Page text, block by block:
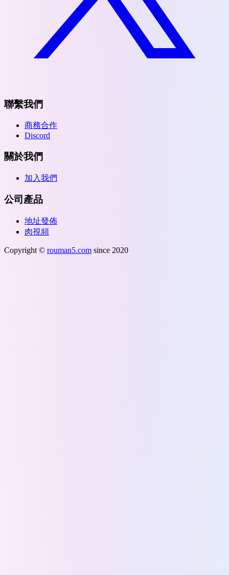
聯繫我們
商務合作
Discord
關於我們
加入我們
公司產品
地址發佈
肉視頻
Copyright © rouman5.com since 2020